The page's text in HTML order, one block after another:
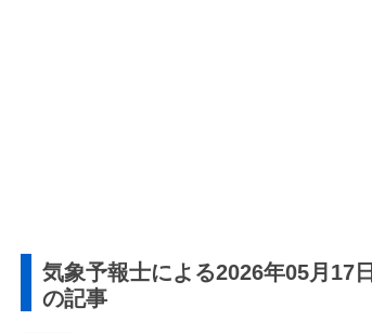
気象予報士による2026年05月17日
の記事